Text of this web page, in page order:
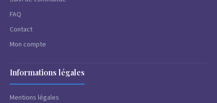
FAQ
Contact
Mon compte
Informations légales
Mentions légales